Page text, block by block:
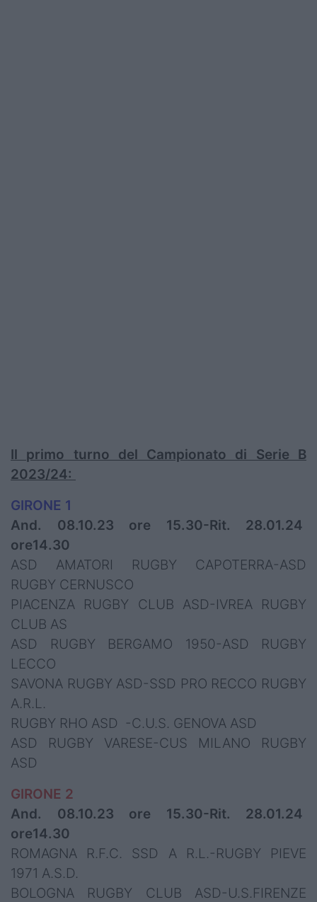
Il primo turno del Campionato di Serie B
2023/24:
GIRONE 1
And. 08.10.23 ore 15.30-Rit. 28.01.24
ore14.30
ASD AMATORI RUGBY CAPOTERRA-ASD
RUGBY CERNUSCO
PIACENZA RUGBY CLUB ASD-IVREA RUGBY
CLUB AS
ASD RUGBY BERGAMO 1950-ASD RUGBY
LECCO
SAVONA RUGBY ASD-SSD PRO RECCO RUGBY
A.R.L.
RUGBY RHO ASD -C.U.S. GENOVA ASD
ASD RUGBY VARESE-CUS MILANO RUGBY
ASD
GIRONE 2
And. 08.10.23 ore 15.30-Rit. 28.01.24
ore14.30
ROMAGNA R.F.C. SSD A R.L.-RUGBY PIEVE
1971 A.S.D.
BOLOGNA RUGBY CLUB ASD-U.S.FIRENZE